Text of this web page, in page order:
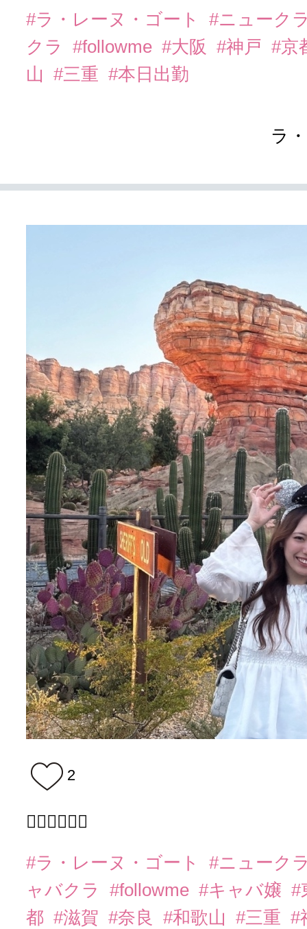
#ラ・レーヌ・ゴート
#ニューク
クラ
#followme #大阪 #神戸 #京
山
#三重 #本日出勤
ラ
2
❤️‍🔥❤️‍🔥❤️‍🔥
#ラ・レーヌ・ゴート
#ニューク
ャバクラ
#followme #キャバ嬢 #
都 #滋賀 #奈良 #和歌山 #三重 #